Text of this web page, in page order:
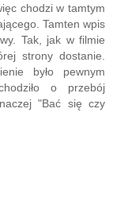
chodzi w tamtym
Tamten wpis
Tak, jak w filmie
strony dostanie.
było pewnym
o przebój
"Bać się czy